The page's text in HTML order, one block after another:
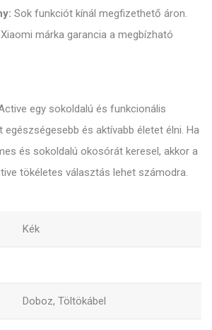
Sok funkciót kínál megfizethető áron.
márka garancia a megbízható
egy sokoldalú és funkcionális
egészségesebb és aktívabb életet élni. Ha
és sokoldalú okosórát keresel, akkor a
tökéletes választás lehet számodra.
Kék
Doboz, Töltökábel